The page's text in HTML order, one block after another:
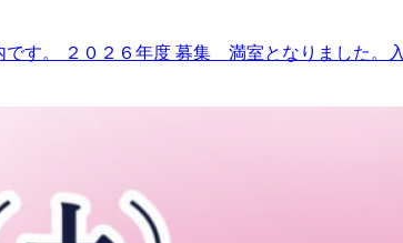
す。 ２０２６年度 募集 満室となりました。